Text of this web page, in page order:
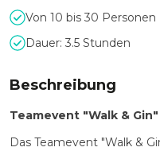
Von 10 bis 30 Personen
Dauer: 3.5 Stunden
Beschreibung
Teamevent "Walk &
Das Teamevent "Walk &